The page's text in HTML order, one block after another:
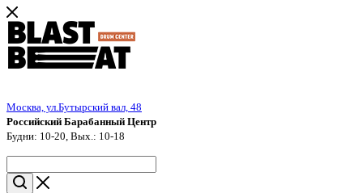
Москва, ул.Бутырский вал, 48
Российский Барабанный Центр
Будни: 10-20, Вых.: 10-18